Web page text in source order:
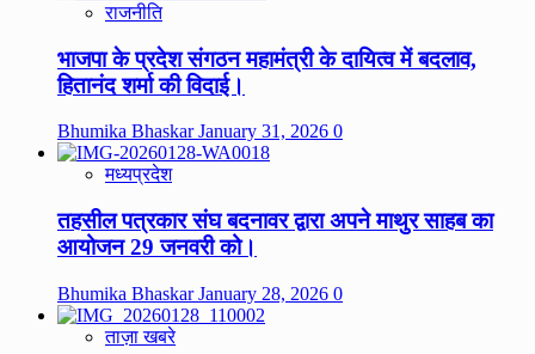
राजनीति
भाजपा के प्रदेश संगठन महामंत्री के दायित्व में बदलाव,
हितानंद शर्मा की विदाई।
Bhumika BhaskarJanuary 31, 2026 0
मध्यप्रदेश
तहसील पत्रकार संघ बदनावर द्वारा अपने माथुर साहब का
आयोजन 29 जनवरी को।
Bhumika BhaskarJanuary 28, 2026 0
ताज़ा खबरे